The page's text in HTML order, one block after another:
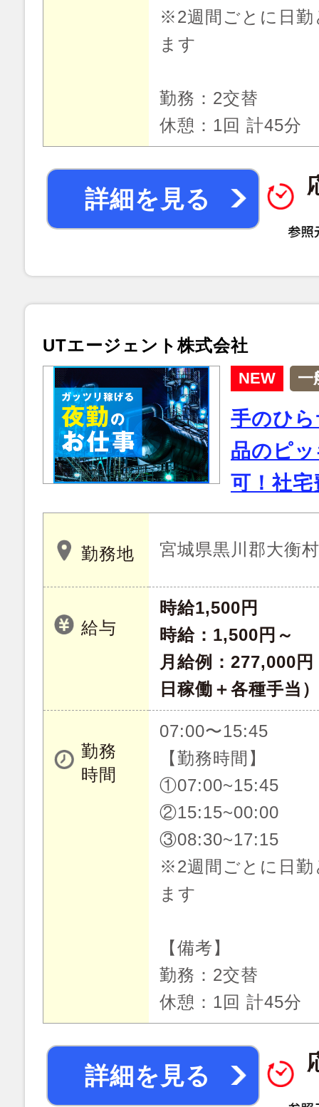
※2週間ごとに日勤
ます
勤務：2交替
休憩：1回 計45分
詳細を見る
UTエージェント株式会社
NEW 一
手のひ
品のピ
可！社
勤務地 宮城県黒川郡大衡村
給与
時給1,500円
時給：1,500円～
月給例：277,000
日稼働＋各種手当）
勤務
時間
07:00〜15:45
【勤務時間】
①07:00~15:45
②15:15~00:00
③08:30~17:15
※2週間ごとに日勤
ます
【備考】
勤務：2交替
休憩：1回 計45分
詳細を見る